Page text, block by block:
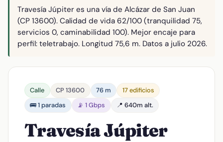
Travesía Júpiter es una vía de Alcázar de San Juan
(CP 13600). Calidad de vida 62/100 (tranquilidad 75,
servicios 0, caminabilidad 100). Mejor encaje para
perfil: teletrabajo. Longitud 75,6 m. Datos a julio 2026.
Calle CP 13600 76 m
17 edificios
🚌 1 paradas
📡 1 Gbps 📍 640m alt.
Travesía Júpiter